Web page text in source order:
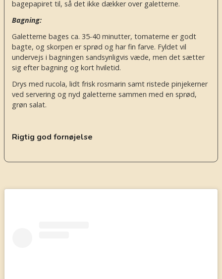
bagepapiret til, så det ikke dækker over galetterne.
Bagning:
Galetterne bages ca. 35-40 minutter, tomaterne er godt
bagte, og skorpen er sprød og har fin farve. Fyldet vil
undervejs i bagningen sandsynligvis væde, men det sætter
sig efter bagning og kort hviletid.
Drys med rucola, lidt frisk rosmarin samt ristede pinjekerner
ved servering og nyd galetterne sammen med en sprød,
grøn salat.
Rigtig god fornøjelse